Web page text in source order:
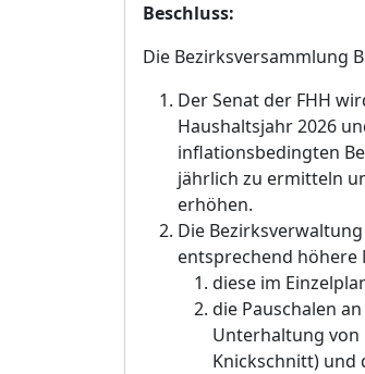
Beschluss:
Die Bezirksversammlung
Der Senat der FHH
Haushaltsjahr 2026
inflationsbedingten
jährlich zu ermitteln
erhöhen.
Die
entsprechend höhere
diese im
die Pauschalen
Unterhaltung von
Knickschnitt) und